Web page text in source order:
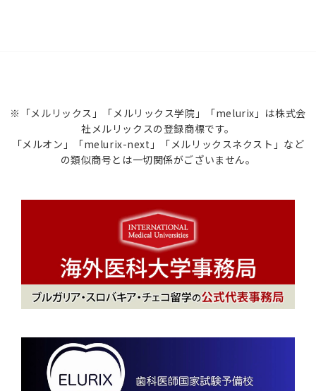
※「メルリックス」「メルリックス学院」「melurix」は株式会
社メルリックスの登録商標です。
「メルオン」「melurix-next」「メルリックスネクスト」など
の類似商号とは一切関係がございません。